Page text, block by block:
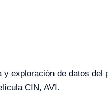
exploración de datos del
CIN, AVI.